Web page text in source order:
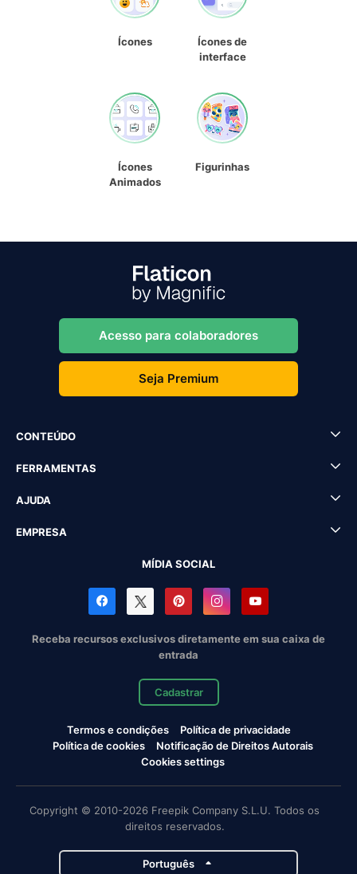
Ícones
Ícones de
interface
Ícones
Animados
Figurinhas
Acesso para colaboradores
Seja Premium
CONTEÚDO
FERRAMENTAS
AJUDA
EMPRESA
MÍDIA SOCIAL
Receba recursos exclusivos diretamente em sua caixa de
entrada
Cadastrar
Termos e condições
Política de privacidade
Política de cookies
Notificação de Direitos Autorais
Cookies settings
Copyright © 2010-2026 Freepik Company S.L.U. Todos os
direitos reservados.
Português